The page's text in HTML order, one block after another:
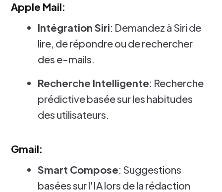
Apple Mail:
Intégration Siri: Demandez à Siri de
lire, de répondre ou de rechercher
des e-mails.
Recherche Intelligente: Recherche
prédictive basée sur les habitudes
des utilisateurs.
Gmail:
Smart Compose: Suggestions
basées sur l'IA lors de la rédaction